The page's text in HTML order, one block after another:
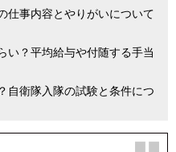
仕事内容とやりがいについて
い？平均給与や付随する手当
自衛隊入隊の試験と条件につ